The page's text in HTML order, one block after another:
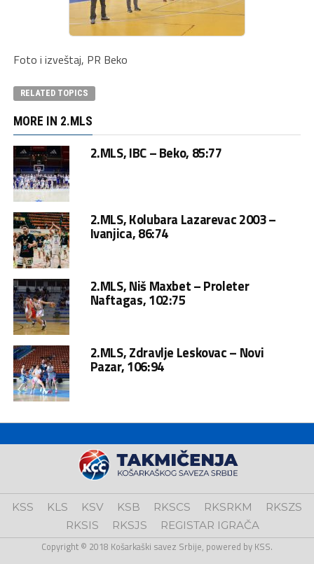
Foto i izveštaj, PR Beko
RELATED TOPICS
MORE IN 2.MLS
2.MLS, IBC – Beko, 85:77
2.MLS, Kolubara Lazarevac 2003 –
Ivanjica, 86:74
2.MLS, Niš Maxbet – Proleter
Naftagas, 102:75
2.MLS, Zdravlje Leskovac – Novi
Pazar, 106:94
KSS KLS KSV KSB RKSCS RKSRKM
RKSZS
RKSIS
RKSJS REGISTAR IGRAČA
Copyright © 2018 Košarkaški savez Srbije, powered by KSS.